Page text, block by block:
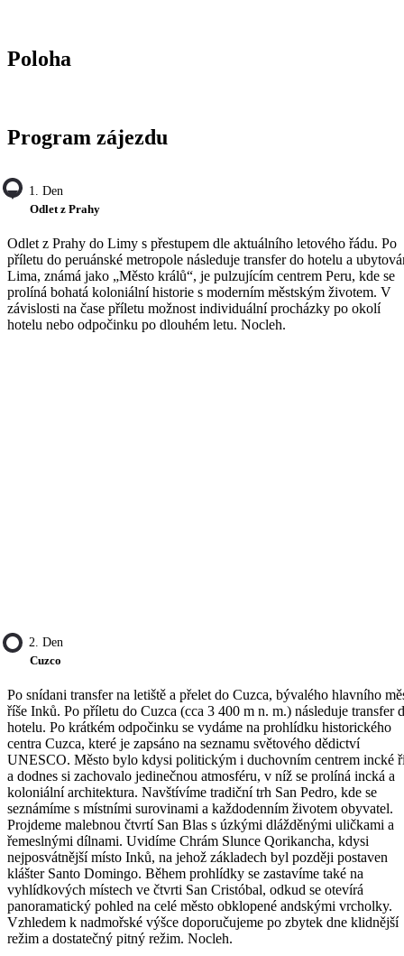
Poloha
Program zájezdu
1. Den
Odlet z Prahy
Odlet z Prahy do Limy s přestupem dle aktuálního letového řádu. Po
příletu do peruánské metropole následuje transfer do hotelu a
Lima, známá jako „Město králů“, je pulzujícím centrem Peru, kde se
prolíná bohatá koloniální historie s moderním městským životem. V
závislosti na čase příletu možnost individuální procházky po okolí
hotelu nebo odpočinku po dlouhém letu. Nocleh.
2. Den
Cuzco
Po snídani transfer na letiště a přelet do Cuzca, bývalého hlavního
říše Inků. Po příletu do Cuzca (cca 3 400 m n. m.) následuje transfer
hotelu. Po krátkém odpočinku se vydáme na prohlídku historického
centra Cuzca, které je zapsáno na seznamu světového dědictví
UNESCO. Město bylo kdysi politickým i duchovním centrem incké
a dodnes si zachovalo jedinečnou atmosféru, v níž se prolíná incká a
koloniální architektura. Navštívíme tradiční trh San Pedro, kde se
seznámíme s místními surovinami a každodenním životem obyvatel.
Projdeme malebnou čtvrtí San Blas s úzkými dlážděnými uličkami a
řemeslnými dílnami. Uvidíme Chrám Slunce Qorikancha, kdysi
nejposvátnější místo Inků, na jehož základech byl později postaven
klášter Santo Domingo. Během prohlídky se zastavíme také na
vyhlídkových místech ve čtvrti San Cristóbal, odkud se otevírá
panoramatický pohled na celé město obklopené andskými vrcholky.
Vzhledem k nadmořské výšce doporučujeme po zbytek dne klidnější
režim a dostatečný pitný režim. Nocleh.